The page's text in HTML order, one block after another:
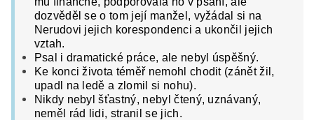
dozvěděl se o tom její manžel, vyžádal si na
Nerudovi jejich korespondenci a ukončil jejich
vztah.
Psal i dramatické práce, ale nebyl úspěšný.
Ke konci života téměř nemohl chodit (zánět žil,
upadl na ledě a zlomil si nohu).
Nikdy nebyl šťastný, nebyl čtený, uznávaný,
neměl rád lidi, stranil se jich.